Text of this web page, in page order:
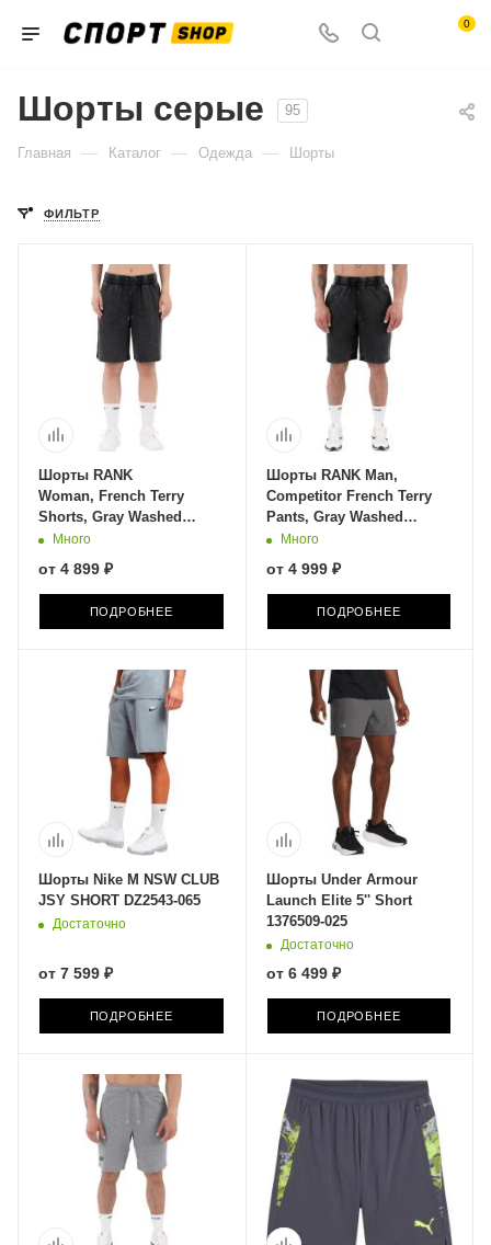
0
Шорты серые 95
Главная — Каталог — Одежда — Шорты
ФИЛЬТР
Шорты RANK
Woman, French Terry
Shorts, Gray Washed
1006038-036
Много
от 4 899 ₽
ПОДРОБНЕЕ
Шорты RANK Man,
Competitor French Terry
Pants, Gray Washed
1006028-036
Много
от 4 999 ₽
ПОДРОБНЕЕ
Шорты Nike M NSW CLUB
JSY SHORT DZ2543-065
Достаточно
от 7 599 ₽
ПОДРОБНЕЕ
Шорты Under Armour
Launch Elite 5'' Short
1376509-025
Достаточно
от 6 499 ₽
ПОДРОБНЕЕ